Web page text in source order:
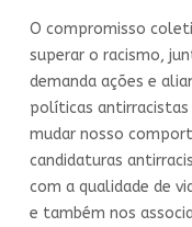
O compromisso
superar o racismo,
demanda ações e
políticas
mudar nosso
candidaturas
com a qualidade de
e também nos